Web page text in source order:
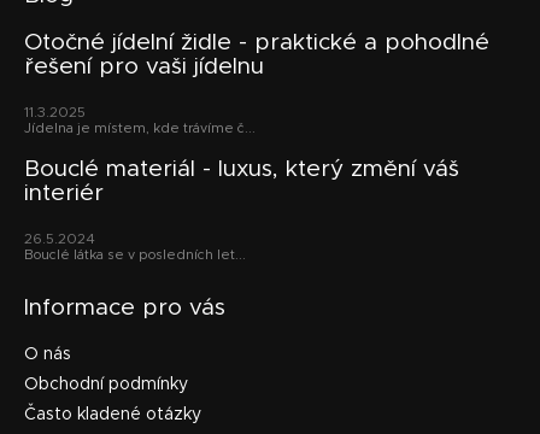
Otočné jídelní židle - praktické a pohodlné
řešení pro vaši jídelnu
11.3.2025
Jídelna je místem, kde trávíme č...
Bouclé materiál - luxus, který změní váš
interiér
26.5.2024
Bouclé látka se v posledních let...
Informace pro vás
O nás
Obchodní podmínky
Často kladené otázky